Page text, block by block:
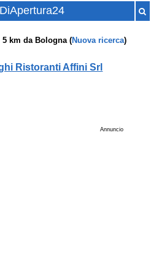
5 km da Bologna (Nuova ricerca)
Ristoranti Affini Srl
Annuncio